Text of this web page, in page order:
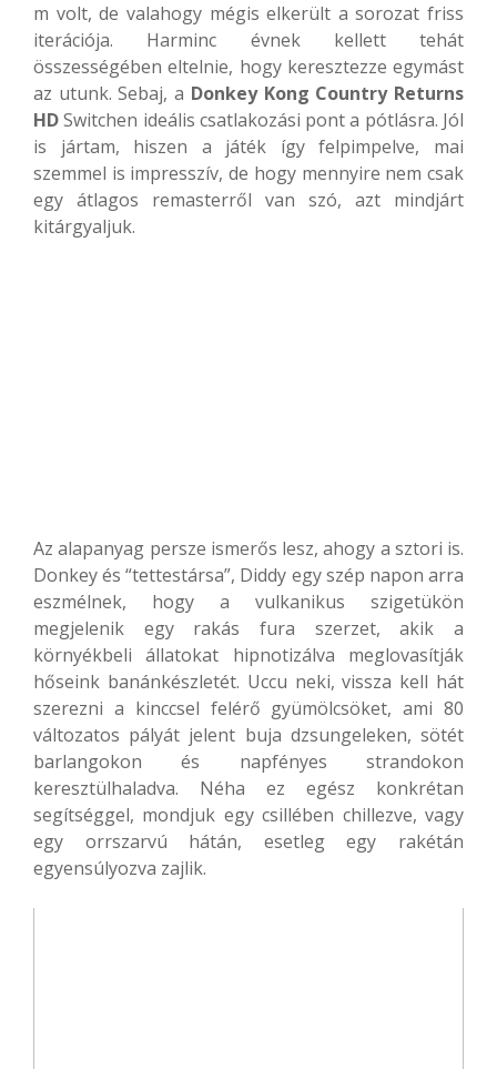
m volt, de valahogy mégis elkerült a sorozat friss
iterációja. Harminc évnek kellett tehát
összességében eltelnie, hogy keresztezze egymást
az utunk. Sebaj, a Donkey Kong Country Returns
HDSwitchen ideális csatlakozási pont a pótlásra. Jól
is jártam, hiszen a játék így felpimpelve, mai
szemmel is impresszív, de hogy mennyire nem csak
egy átlagos remasterről van szó, azt mindjárt
kitárgyaljuk.
Az alapanyag persze ismerős lesz, ahogy a sztori is.
Donkey és “tettestársa”, Diddy egy szép napon arra
eszmélnek, hogy a vulkanikus szigetükön
megjelenik egy rakás fura szerzet, akik a
környékbeli állatokat hipnotizálva meglovasítják
hőseink banánkészletét. Uccu neki, vissza kell hát
szerezni a kinccsel felérő gyümölcsöket, ami 80
változatos pályát jelent buja dzsungeleken, sötét
barlangokon és napfényes strandokon
keresztülhaladva. Néha ez egész konkrétan
segítséggel, mondjuk egy csillében chillezve, vagy
egy orrszarvú hátán, esetleg egy rakétán
egyensúlyozva zajlik.